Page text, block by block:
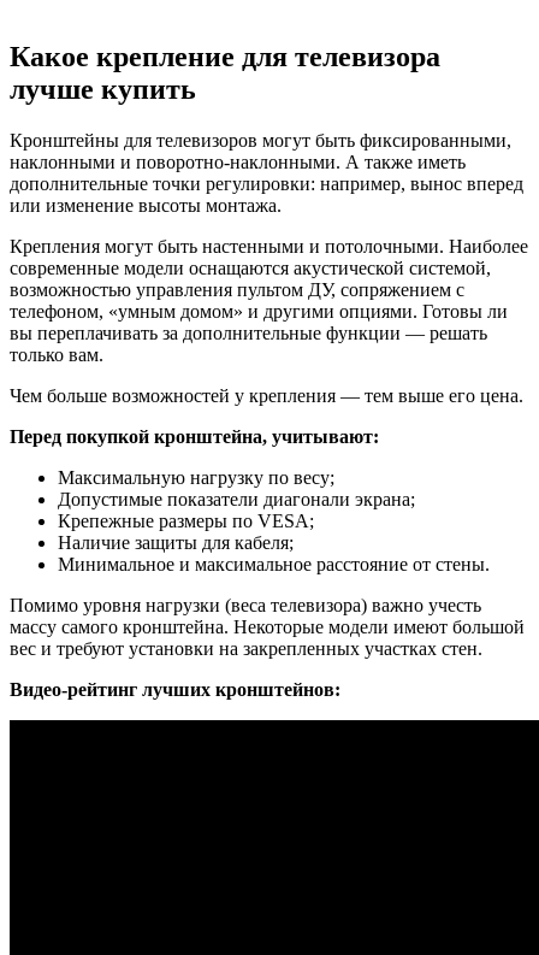
Какое крепление для телевизора
лучше купить
Кронштейны для телевизоров могут быть фиксированными,
наклонными и поворотно-наклонными. А также иметь
дополнительные точки регулировки: например, вынос вперед
или изменение высоты монтажа.
Крепления могут быть настенными и потолочными. Наиболее
современные модели оснащаются акустической системой,
возможностью управления пультом ДУ, сопряжением с
телефоном, «умным домом» и другими опциями. Готовы ли
вы переплачивать за дополнительные функции — решать
только вам.
Чем больше возможностей у крепления — тем выше его цена.
Перед покупкой кронштейна, учитывают:
Максимальную нагрузку по весу;
Допустимые показатели диагонали экрана;
Крепежные размеры по VESA;
Наличие защиты для кабеля;
Минимальное и максимальное расстояние от стены.
Помимо уровня нагрузки (веса телевизора) важно учесть
массу самого кронштейна. Некоторые модели имеют большой
вес и требуют установки на закрепленных участках стен.
Видео-рейтинг лучших кронштейнов: